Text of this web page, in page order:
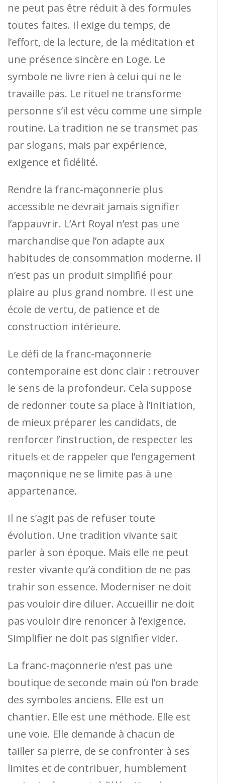
ne peut pas être réduit à des formules
toutes faites. Il exige du temps, de
l’effort, de la lecture, de la méditation et
une présence sincère en Loge. Le
symbole ne livre rien à celui qui ne le
travaille pas. Le rituel ne transforme
personne s’il est vécu comme une simple
routine. La tradition ne se transmet pas
par slogans, mais par expérience,
exigence et fidélité.
Rendre la franc-maçonnerie plus
accessible ne devrait jamais signifier
l’appauvrir. L’Art Royal n’est pas une
marchandise que l’on adapte aux
habitudes de consommation moderne. Il
n’est pas un produit simplifié pour
plaire au plus grand nombre. Il est une
école de vertu, de patience et de
construction intérieure.
Le défi de la franc-maçonnerie
contemporaine est donc clair : retrouver
le sens de la profondeur. Cela suppose
de redonner toute sa place à l’initiation,
de mieux préparer les candidats, de
renforcer l’instruction, de respecter les
rituels et de rappeler que l’engagement
maçonnique ne se limite pas à une
appartenance.
Il ne s’agit pas de refuser toute
évolution. Une tradition vivante sait
parler à son époque. Mais elle ne peut
rester vivante qu’à condition de ne pas
trahir son essence. Moderniser ne doit
pas vouloir dire diluer. Accueillir ne doit
pas vouloir dire renoncer à l’exigence.
Simplifier ne doit pas signifier vider.
La franc-maçonnerie n’est pas une
boutique de seconde main où l’on brade
des symboles anciens. Elle est un
chantier. Elle est une méthode. Elle est
une voie. Elle demande à chacun de
tailler sa pierre, de se confronter à ses
limites et de contribuer, humblement